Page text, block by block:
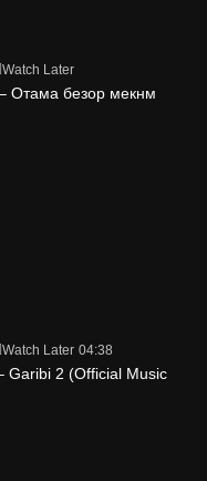
Watch Later
Отама безор мекнм
Watch Later 04:38
Garibi 2 (Official Music